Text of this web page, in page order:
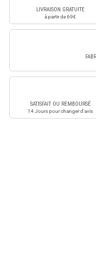
LIVRAISON GRATUITE
à partir de 69€
SATISFAIT OU REMBOURSÉ
14 Jours pour changer d'avis